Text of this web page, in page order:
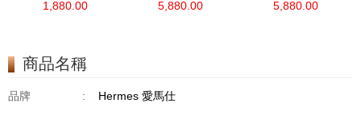
1,880.00 5,880.00 5,880.00
商品名稱
品牌 : Hermes 愛馬仕